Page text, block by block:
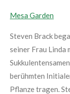
Mesa Garden
Steven Brack
seiner Frau Linda
berühmten
Pflanze tragen.